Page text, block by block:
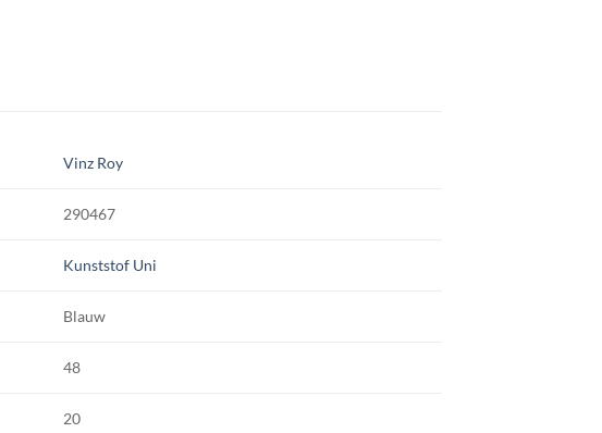
Vinz Roy
290467
Kunststof Uni
Blauw
48
20